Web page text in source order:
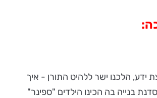
ידע, הלכנו ישר ללהיט התורן - איך
בנייה בה הכינו הילדים "ספינר"